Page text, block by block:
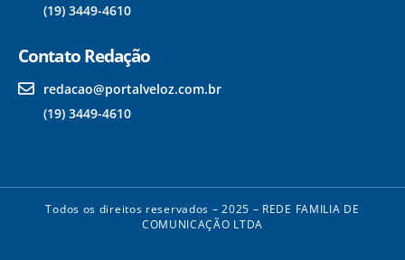
(19) 3449-4610
Contato Redação
redacao@portalveloz.com.br
(19) 3449-4610
Todos os direitos reservados – 2025 – REDE FAMILIA DE
COMUNICAÇÃO LTDA